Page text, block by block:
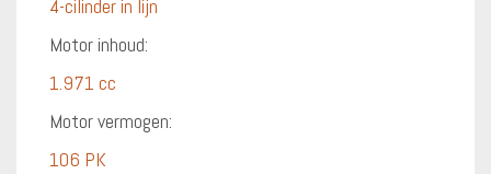
4-cilinder in lijn
Motor inhoud:
1.971 cc
Motor vermogen:
106 PK